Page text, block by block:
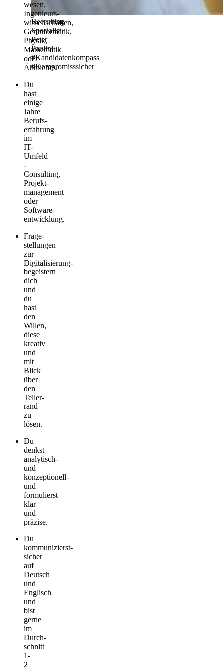
wesen,
Ingenieurs­
wissenschaften,
Geoinformatik­,
Physik,
Mathematik
oder
Ähnliches.
Du
hast
einige
Jahre
Berufs­
erfahrung
im
IT-
Umfeld
-
Consulting,
Projekt­
management
oder
Software­
entwicklung.
Frage­
stellungen
zur
Digitalisierung­
begeistern
dich
und
du
hast
den
Willen,
diese
kreativ
und
mit
Blick
über
den
Teller­
rand
zu
lösen.
Du
denkst
analytisch­
und
konzeptionell­
und
formulierst
klar
und
präzise.
Du
kommunizierst­
sicher
auf
Deutsch
und
Englisch
und
bist
gerne
im
Durch­
schnitt
1-
2
Recruiting
Specialist
Peter
Paulini
#Kandidatenkompass
#Kompromisssicher